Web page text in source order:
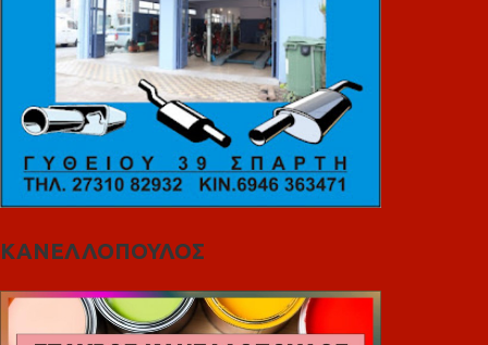
ΚΑΝΕΛΛΟΠΟΥΛΟΣ